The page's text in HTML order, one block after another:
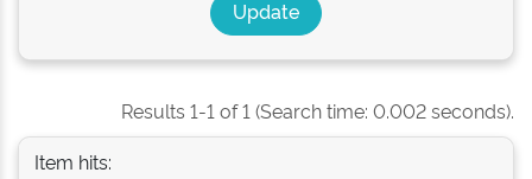
Results 1-1 of 1 (Search time: 0.002 seconds).
Item hits: